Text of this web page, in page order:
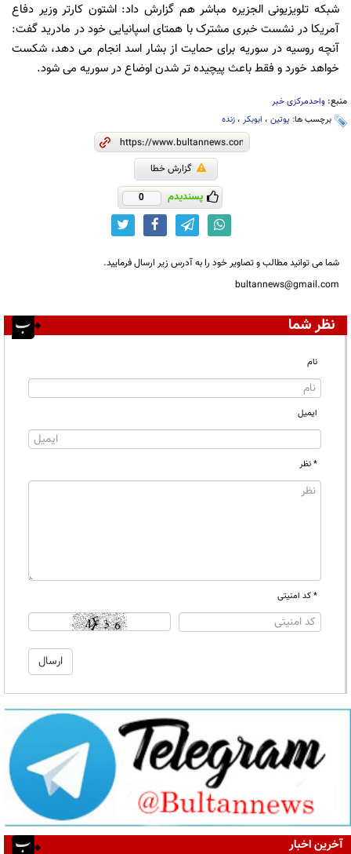
شبکه تلویزیونی الجزیره مباشر هم گزارش داد: اشتون کارتر وزیر دفاع
آمریکا در نشست خبری مشترک با همتای اسپانیایی خود در مادرید گفت:
آنچه روسیه در سوریه برای حمایت از بشار اسد انجام می دهد، شکست
خواهد خورد و فقط باعث پیچیده تر شدن اوضاع در سوریه می شود.
منبع: واحدمرکزی خبر
برچسب ها: پوتین ، ابوبکر ، زنده
گزارش خطا
پسندیدم 0
شما می توانید مطالب و تصاویر خود را به آدرس زیر ارسال فرمایید.
bultannews@gmail.com
نظر شما
نام
ایمیل
* نظر
* کد امنیتی
آخرین اخبار